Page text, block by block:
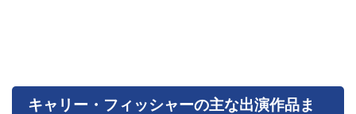
キャリー・フィッシャーの主な出演作品ま